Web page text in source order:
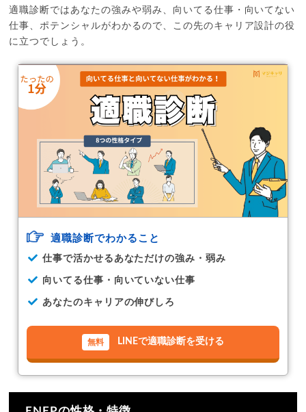
適職診断ではあなたの強みや弱み、向いてる仕事・向いてない
仕事、ポテンシャルがわかるので、この先のキャリア設計の役
に立つでしょう。
適職診断でわかること
仕事で活かせるあなただけの強み・弱み
向いてる仕事・向いていない仕事
あなたのキャリアの伸びしろ
LINEで適職診断を受ける